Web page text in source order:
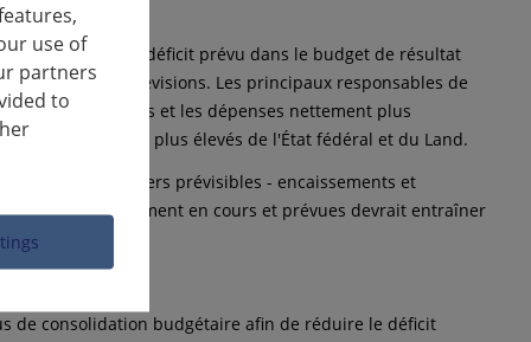
en cours. Le déficit prévu dans le budget de résultat
selon les prévisions. Les principaux responsables de
pour les cliniques et les dépenses nettement plus
des paiements plus élevés de l'État fédéral et du Land.
les flux financiers prévisibles - encaissements et
d'investissement en cours et prévues devrait entraîner
de consolidation budgétaire afin de réduire le déficit
use of
partners
to